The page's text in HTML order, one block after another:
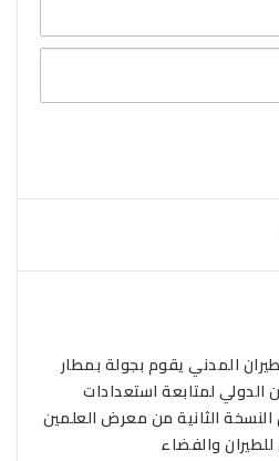
المدني يقوم بجولة بمطار
الدولي لمتابعة استعدادات
النسخة الثانية من معرض العلمين
للطيران والفضاء